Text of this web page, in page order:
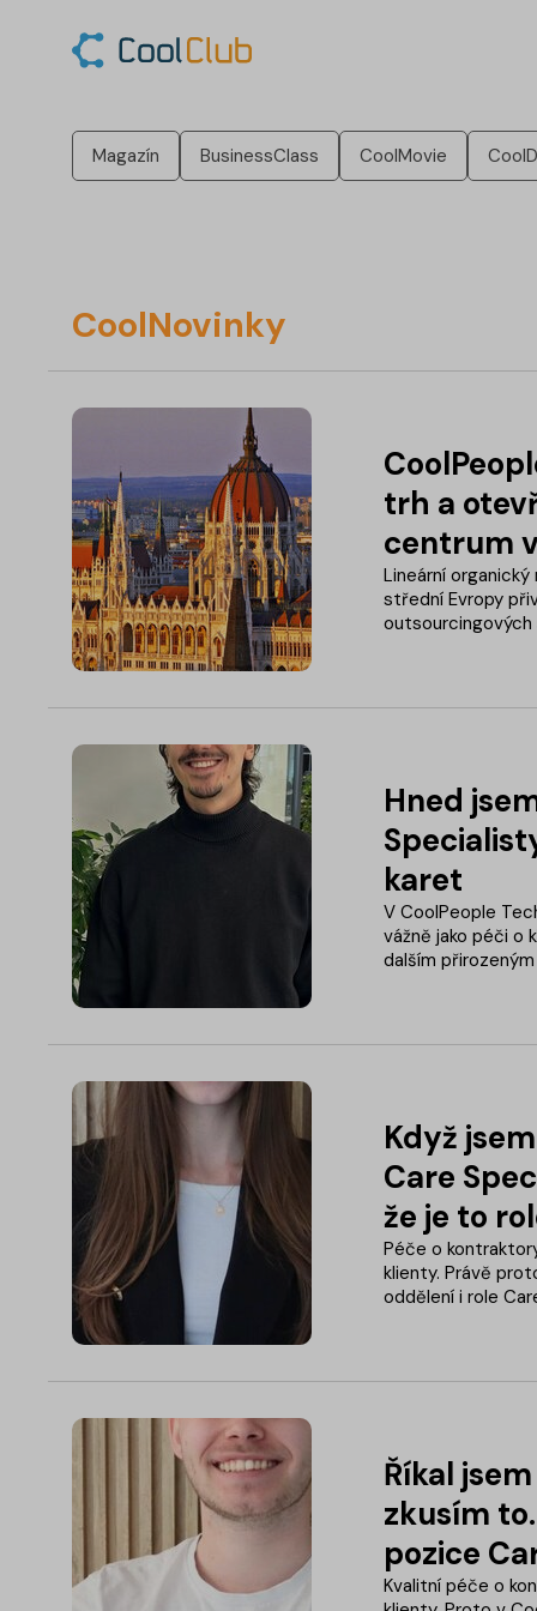
Magazín BusinessClass CoolMovie
CoolNovinky
trh a
centrum
Lineární
střední Evropy
outsourcingových
Hned
karet
V CoolPeople
vážně jako péči o
dalším
Když
Care
že je to
Péče o
klienty. Právě
oddělení i role
Říkal
zkusím
pozice
celé
Kvalitní péče o